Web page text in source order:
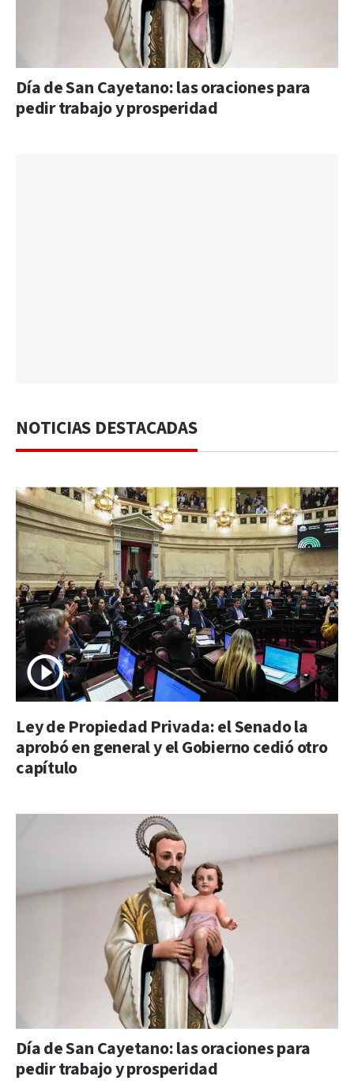
Día de San Cayetano: las oraciones para
pedir trabajo y prosperidad
NOTICIAS DESTACADAS
Ley de Propiedad Privada: el Senado la
aprobó en general y el Gobierno cedió otro
capítulo
Día de San Cayetano: las oraciones para
pedir trabajo y prosperidad